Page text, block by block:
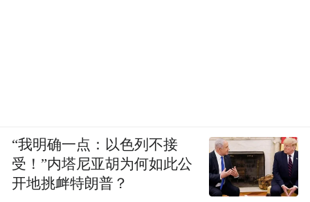
“我明确一点：以色列不接
受！”内塔尼亚胡为何如此公
开地挑衅特朗普？